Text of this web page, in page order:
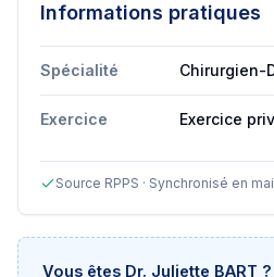
Informations pratiques
Spécialité Chirurgien-
Exercice Exercice
Source RPPS · Synchronisé en
Vous êtes Dr. Juliette BART ?